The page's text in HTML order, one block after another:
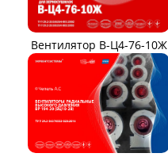
Вентилятор В-Ц4-76-10Ж